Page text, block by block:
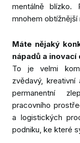
mentálně blízko.
mnohem
Máte nějaký
nápadů a
To je velmi
zvědavý,
permanentní
pracovního
a logistických
podniku, ke které